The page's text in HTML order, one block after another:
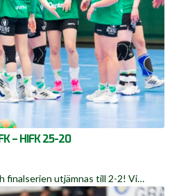
– HIFK 25-20
finalserien utjämnas till 2-2! Vi…